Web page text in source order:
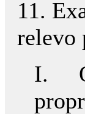
11.
relevo
I. O